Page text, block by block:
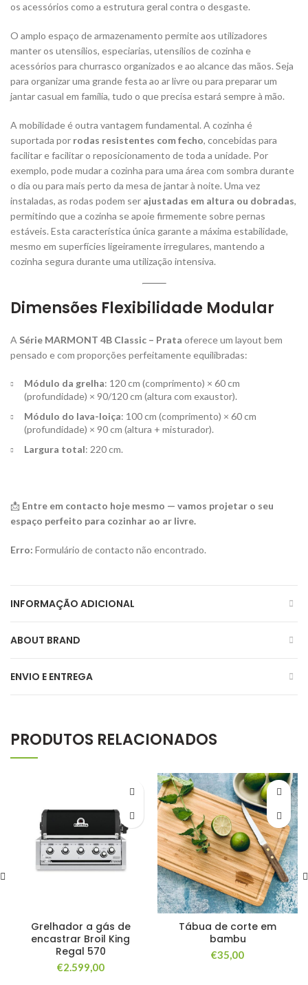
os acessórios como a estrutura geral contra o desgaste.
O amplo espaço de armazenamento permite aos utilizadores
manter os utensílios, especiarias, utensílios de cozinha e
acessórios para churrasco organizados e ao alcance das mãos. Seja
para organizar uma grande festa ao ar livre ou para preparar um
jantar casual em família, tudo o que precisa estará sempre à mão.
A mobilidade é outra vantagem fundamental. A cozinha é
suportada por rodas resistentes com fecho, concebidas para
facilitar e facilitar o reposicionamento de toda a unidade. Por
exemplo, pode mudar a cozinha para uma área com sombra durante
o dia ou para mais perto da mesa de jantar à noite. Uma vez
instaladas, as rodas podem ser ajustadas em altura ou dobradas,
permitindo que a cozinha se apoie firmemente sobre pernas
estáveis. Esta característica única garante a máxima estabilidade,
mesmo em superfícies ligeiramente irregulares, mantendo a
cozinha segura durante uma utilização intensiva.
Dimensões Flexibilidade Modular
A Série MARMONT 4B Classic – Prata oferece um layout bem
pensado e com proporções perfeitamente equilibradas:
Módulo da grelha: 120 cm (comprimento) × 60 cm
(profundidade) × 90/120 cm (altura com exaustor).
Módulo do lava-loiça: 100 cm (comprimento) × 60 cm
(profundidade) × 90 cm (altura + misturador).
Largura total: 220 cm.
📩 Entre em contacto hoje mesmo — vamos projetar o seu
espaço perfeito para cozinhar ao ar livre.
Erro: Formulário de contacto não encontrado.
INFORMAÇÃO ADICIONAL
ABOUT BRAND
ENVIO E ENTREGA
PRODUTOS RELACIONADOS
Grelhador a gás de
encastrar Broil King
Regal 570
€2.599,00
Tábua de corte em
bambu
€35,00